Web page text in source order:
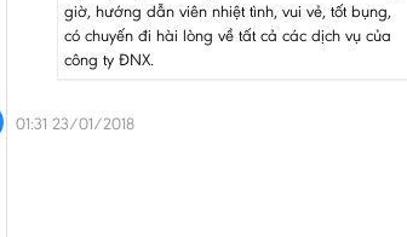
giờ, hướng dẫn viên nhiệt tình, vui vẻ, tốt bụng,
có chuyến đi hài lòng về tất cả các dịch vụ của
công ty ĐNX.
01:31 23/01/2018